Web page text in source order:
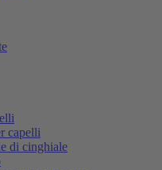
capelli
di cinghiale